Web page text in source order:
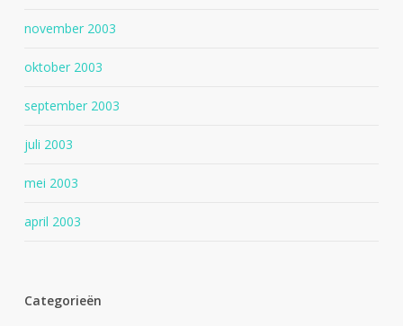
november 2003
oktober 2003
september 2003
juli 2003
mei 2003
april 2003
Categorieën